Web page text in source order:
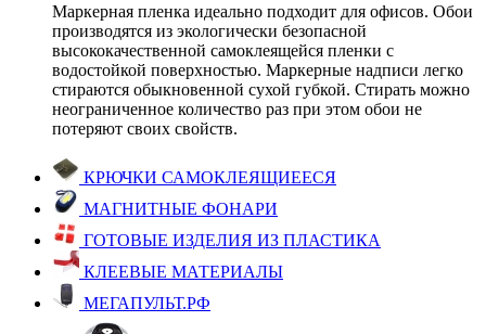
Маркерная пленка идеально подходит для офисов. Обои
производятся из экологически безопасной
высококачественной самоклеящейся пленки с
водостойкой поверхностью. Маркерные надписи легко
стираются обыкновенной сухой губкой. Стирать можно
неограниченное количество раз при этом обои не
потеряют своих свойств.
КРЮЧКИ САМОКЛЕЯЩИЕЕСЯ
МАГНИТНЫЕ ФОНАРИ
ГОТОВЫЕ ИЗДЕЛИЯ ИЗ ПЛАСТИКА
КЛЕЕВЫЕ МАТЕРИАЛЫ
МЕГАПУЛЬТ.РФ